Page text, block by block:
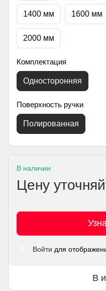
1400 мм 1600 мм
2000 мм
Комплектация
Односторонняя
Поверхность ручки
Полированная
В наличии
Цену
Войти для
В